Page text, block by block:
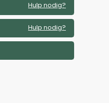
Hulp nodig?
Hulp nodig?